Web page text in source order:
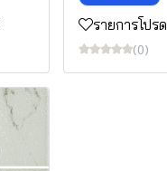
รายการโปรด
(0)